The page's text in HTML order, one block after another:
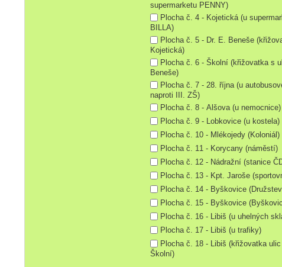
supermarketu PENNY)
Plocha č. 4 - Kojetická (u
BILLA)
Plocha č. 5 - Dr. E. Beneše
Kojetická)
Plocha č. 6 - Školní (křižovatka s
Beneše)
Plocha č. 7 - 28. října (u
naproti III. ZŠ)
Plocha č. 8 - Alšova (u nemocnice)
Plocha č. 9 - Lobkovice (u kostela)
Plocha č. 10 - Mlékojedy (Koloniál)
Plocha č. 11 - Korycany (náměstí)
Plocha č. 12 - Nádražní (stanice
Plocha č. 13 - Kpt. Jaroše
Plocha č. 14 - Byškovice
Plocha č. 15 - Byškovice
Plocha č. 16 - Libiš (u uhelných
Plocha č. 17 - Libiš (u trafiky)
Plocha č. 18 - Libiš (křižovatka
Školní)